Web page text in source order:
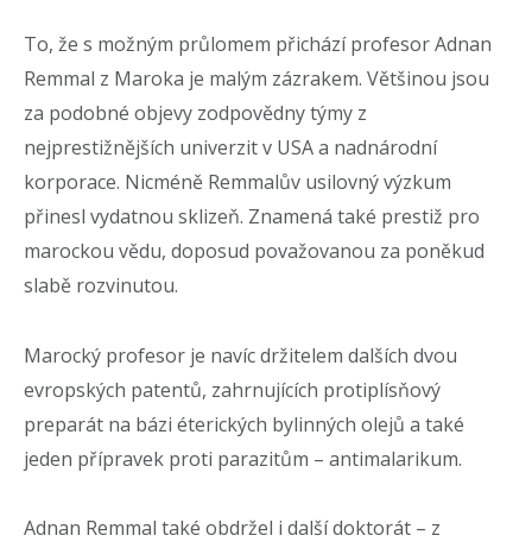
To, že s možným průlomem přichází profesor Adnan
Remmal z Maroka je malým zázrakem. Většinou jsou
za podobné objevy zodpovědny týmy z
nejprestižnějších univerzit v USA a nadnárodní
korporace. Nicméně Remmalův usilovný výzkum
přinesl vydatnou sklizeň. Znamená také prestiž pro
marockou vědu, doposud považovanou za poněkud
slabě rozvinutou.
Marocký profesor je navíc držitelem dalších dvou
evropských patentů, zahrnujících protiplísňový
preparát na bázi éterických bylinných olejů a také
jeden přípravek proti parazitům – antimalarikum.
Adnan Remmal také obdržel i další doktorát – z